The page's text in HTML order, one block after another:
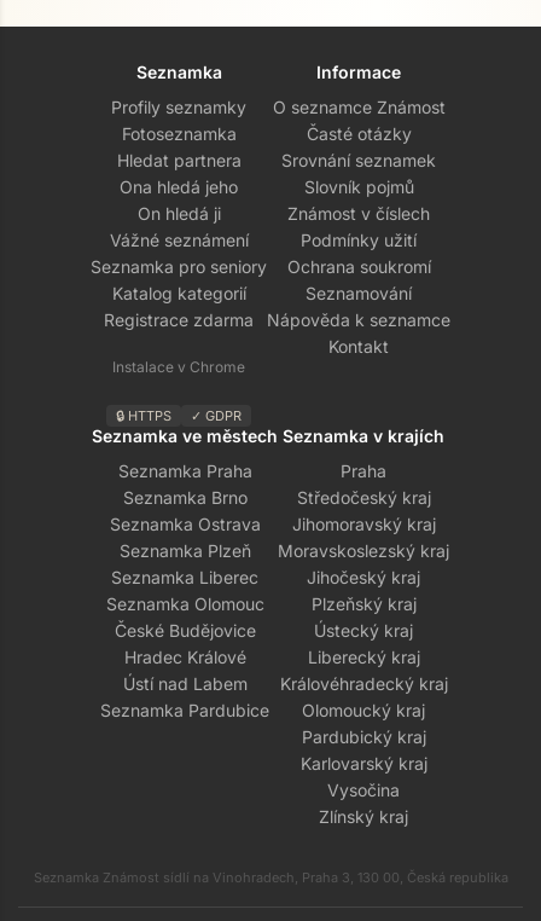
Seznamka
Profily seznamky
Fotoseznamka
Hledat partnera
Ona hledá jeho
On hledá ji
Vážné seznámení
Seznamka pro seniory
Katalog kategorií
Registrace zdarma
Instalace v Chrome
🔒 HTTPS ✓ GDPR
Informace
O seznamce Známost
Časté otázky
Srovnání seznamek
Slovník pojmů
Známost v číslech
Podmínky užití
Ochrana soukromí
Seznamování
Nápověda k seznamce
Kontakt
Seznamka ve městech
Seznamka Praha
Seznamka Brno
Seznamka Ostrava
Seznamka Plzeň
Seznamka Liberec
Seznamka Olomouc
České Budějovice
Hradec Králové
Ústí nad Labem
Seznamka Pardubice
Seznamka v krajích
Praha
Středočeský kraj
Jihomoravský kraj
Moravskoslezský kraj
Jihočeský kraj
Plzeňský kraj
Ústecký kraj
Liberecký kraj
Královéhradecký kraj
Olomoucký kraj
Pardubický kraj
Karlovarský kraj
Vysočina
Zlínský kraj
Seznamka Známost sídlí na Vinohradech, Praha 3, 130 00, Česká republika